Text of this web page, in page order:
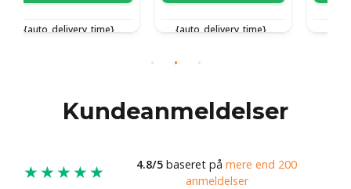
{auto_delivery_time} {auto_delivery_time}
Kundeanmeldelser
★★★★★ 4.8/5 baseret på mere end 200
anmeldelser